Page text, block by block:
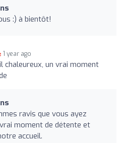
:) à bientôt!
1 year ago
chaleureux, un vrai moment
ravis que vous ayez
moment de détente et
accueil.